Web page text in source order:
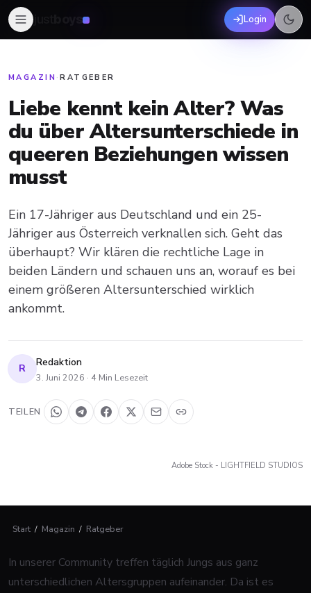
boys Login
MAGAZIN ·RATGEBER
Liebe kennt kein Alter? Was
du über Altersunterschiede in
queeren Beziehungen wissen
musst
Ein 17-Jähriger aus Deutschland und ein 25-
Jähriger aus Österreich verknallen sich. Geht das
überhaupt? Wir klären die rechtliche Lage in
beiden Ländern und schauen uns an, worauf es bei
einem größeren Altersunterschied wirklich
ankommt.
R Redaktion
3. Juni 2026 · 4 Min Lesezeit
TEILEN
Adobe Stock - LIGHTFIELD STUDIOS
Start / Magazin / Ratgeber
In unserer Community treffen täglich Jungs aus ganz
unterschiedlichen Altersgruppen aufeinander. Da ist es